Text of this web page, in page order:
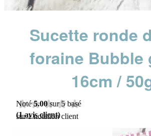
Sucette ronde
foraine Bubble
16cm /
Noté5.00 sur 5 basé
sur1notation client
(1avis client)